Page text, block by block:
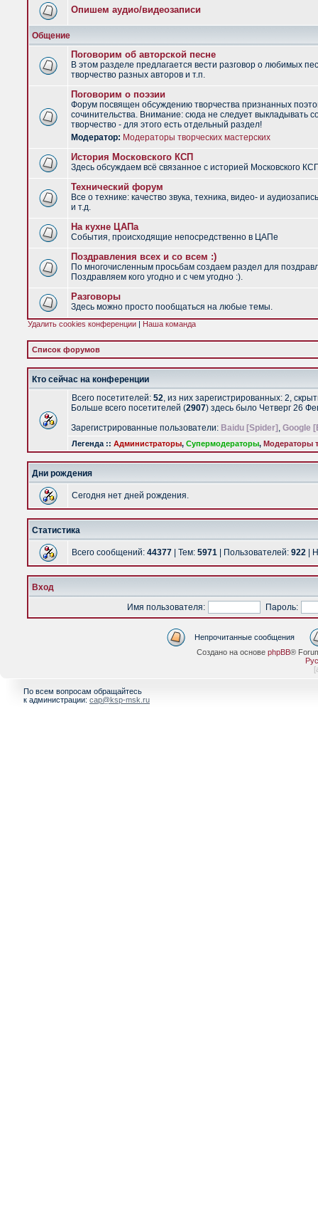
Опишем аудио/видеозаписи
Общение
Поговорим об авторской песне
В этом разделе предлагается вести разговор о любимых
творчество разных авторов и т.п.
Поговорим о поэзии
Форум посвящен обсуждению творчества признанных
сочинительства. Внимание: сюда не следует выкладывать
творчество - для этого есть отдельный раздел!
Модератор: Модераторы творческих мастерских
История Московского КСП
Здесь обсуждаем всё связанное с историей Московского
Технический форум
Все о технике: качество звука, техника, видео- и
и т.д.
На кухне ЦАПа
События, происходящие непосредственно в ЦАПе
Поздравления всех и со всем :)
По многочисленным просьбам создаем раздел для
Поздравляем кого угодно и с чем угодно :).
Разговоры
Здесь можно просто пообщаться на любые темы.
Удалить cookies конференции | Наша команда
Список форумов
Кто сейчас на конференции
Всего посетителей: 52, из них зарегистрированных: 2,
Больше всего посетителей (2907) здесь было Четверг 26
Зарегистрированные пользователи: Baidu [Spider] , Google
Легенда :: Администраторы, Супермодераторы, Модераторы
Дни рождения
Сегодня нет дней рождения.
Статистика
Всего сообщений: 44377 | Тем: 5971 | Пользователей: 922 |
Вход
Имя пользователя:
Пароль:
Непрочитанные сообщения
Создано на основе phpBB®
[
По всем вопросам обращайтесь
к администрации: cap@ksp-msk.ru